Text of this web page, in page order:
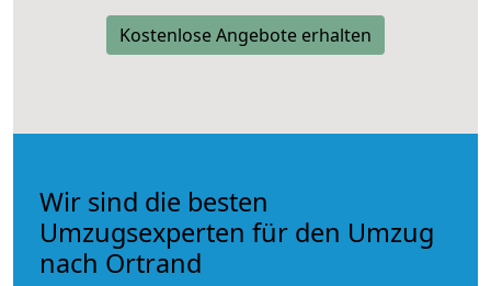
Kostenlose Angebote erhalten
Wir sind die besten
Umzugsexperten für den Umzug
nach Ortrand